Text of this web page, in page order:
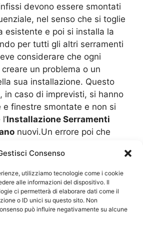
Consenso
utilizziamo tecnologie come i cookie
alle informazioni del dispositivo. Il
ci permetterà di elaborare dati come il
o ID unici su questo sito. Non
può influire negativamente su alcune
devono essere smontati
nel senso che si toglie
esistente e poi si installa la
per tutti gli altri serramenti
considerare che ogni
un problema o un
sua installazione. Questo
in caso di imprevisti, si hanno
finestre smontate e non si
Installazione Serramenti
nuovi.Un errore poi che
Serramenti Provincia Di
mettere in “asse” la
in asse vuol dire avere una
pavimento, in modo da non
una pendenza che sia
Chiunque abbia